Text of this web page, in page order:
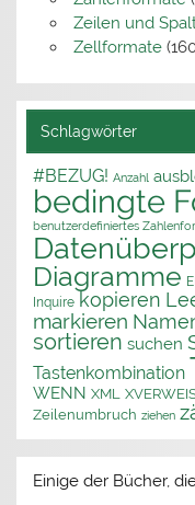
Zeilen und
Zellformate
Schlagwörter
#BEZUG! Anzahl
bedingte
benutzerdefiniertes
Diagramme
Inquire kopieren
markieren
sortieren suchen
Tastenkombination
WENN XML
Zeilenumbruch ziehen
Einige der Bücher,